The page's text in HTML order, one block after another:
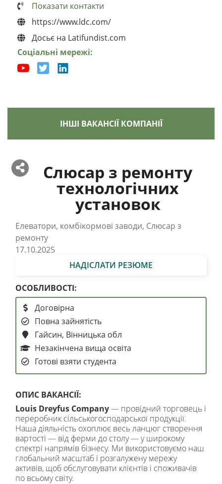
Показати контакти
https://www.ldc.com/
Досьє на Latifundist.com
Соціальні мережі:
ІНШІ ВАКАНСІЇ КОМПАНІЇ
Слюсар з ремонту
технологічних
установок
Елеватори, комбікормові заводи, Слюсар з
ремонту
17.10.2025
НАДІСЛАТИ РЕЗЮМЕ
ОСОБЛИВОСТІ:
Договірна
Повна зайнятість
Гайсин, Вінницька обл
Незакінчена вища освіта
Готові взяти студента
ОПИС ВАКАНСІЇ:
Louis Dreyfus Company— провідний торговець і
переробник сільськогосподарської продукції.
Наша діяльність охоплює весь ланцюг створення
вартості — від ферми до столу — у широкому
спектрі напрямів бізнесу. Ми використовуємо наш
глобальний масштаб і розгалужену мережу
активів, щоб обслуговувати клієнтів і споживачів
по всьому світу.